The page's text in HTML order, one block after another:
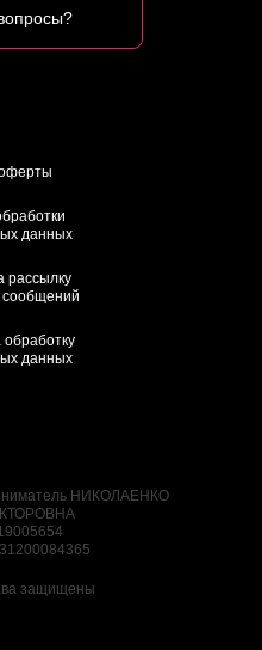
данных
рассылку
сообщений
НИКОЛАЕНКО
защищены
данных